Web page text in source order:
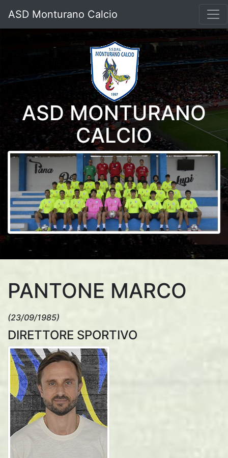
ASD Monturano Calcio
ASD MONTURANO
CALCIO
PANTONE MARCO
(23/09/1985)
DIRETTORE SPORTIVO